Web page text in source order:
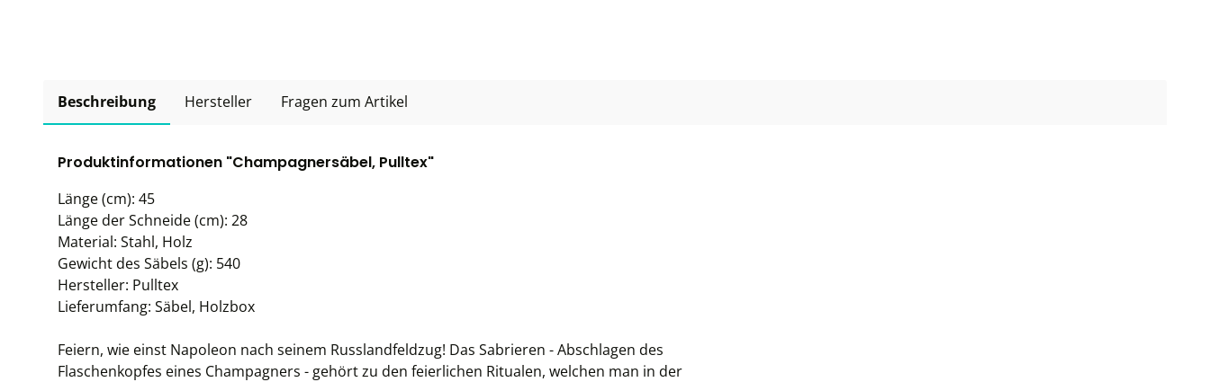
Beschreibung Hersteller Fragen zum Artikel
Produktinformationen "Champagnersäbel, Pulltex"
Länge (cm): 45
Länge der Schneide (cm): 28
Material: Stahl, Holz
Gewicht des Säbels (g): 540
Hersteller: Pulltex
Lieferumfang: Säbel, Holzbox
Feiern, wie einst Napoleon nach seinem Russlandfeldzug! Das Sabrieren - Abschlagen des
Flaschenkopfes eines Champagners - gehört zu den feierlichen Ritualen, welchen man in der